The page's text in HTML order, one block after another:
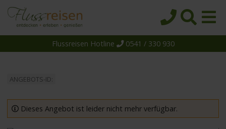
Reiseziele
Themen
Reedereien
Flussreisen Hotline 0541 / 330 930
ANGEBOTS-ID:
Dieses Angebot ist leider nicht mehr verfügbar.